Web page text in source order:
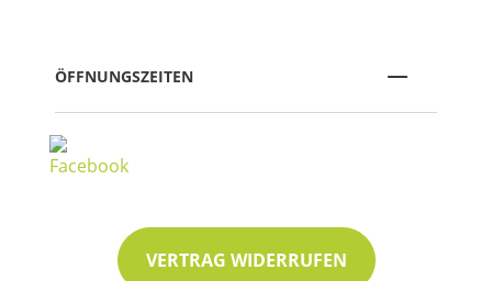
ÖFFNUNGSZEITEN
VERTRAG WIDERRUFEN